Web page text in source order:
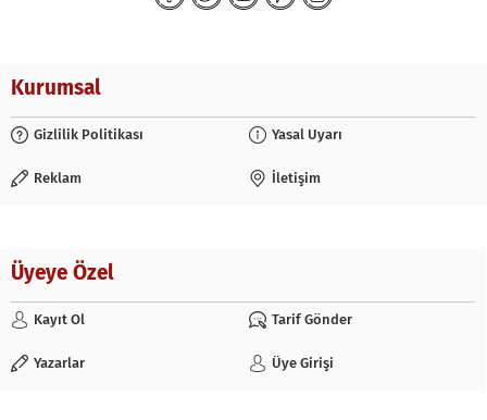
Kurumsal
Gizlilik Politikası Yasal Uyarı
Reklam İletişim
Üyeye Özel
Kayıt Ol Tarif Gönder
Yazarlar Üye Girişi